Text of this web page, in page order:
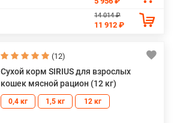
14 014 ₽
11 912 ₽
(12)
Сухой корм SIRIUS для взрослых
кошек мясной рацион (12 кг)
0,4 кг 1,5 кг 12 кг